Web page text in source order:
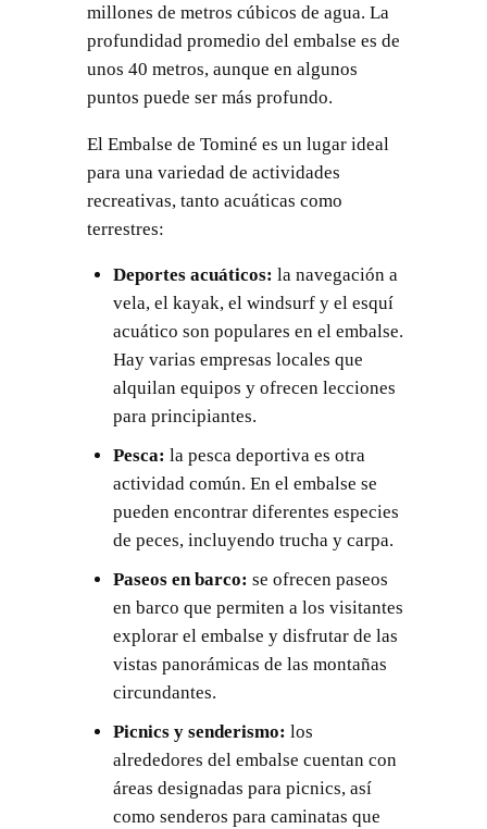
millones de metros cúbicos de agua. La
profundidad promedio del embalse es de
unos 40 metros, aunque en algunos
puntos puede ser más profundo.
El Embalse de Tominé es un lugar ideal
para una variedad de actividades
recreativas, tanto acuáticas como
terrestres:
Deportes acuáticos: la navegación a
vela, el kayak, el windsurf y el esquí
acuático son populares en el embalse.
Hay varias empresas locales que
alquilan equipos y ofrecen lecciones
para principiantes.
Pesca: la pesca deportiva es otra
actividad común. En el embalse se
pueden encontrar diferentes especies
de peces, incluyendo trucha y carpa.
Paseos en barco: se ofrecen paseos
en barco que permiten a los visitantes
explorar el embalse y disfrutar de las
vistas panorámicas de las montañas
circundantes.
Picnics y senderismo: los
alrededores del embalse cuentan con
áreas designadas para picnics, así
como senderos para caminatas que